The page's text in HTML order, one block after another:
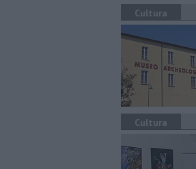
Cultura
Cultura